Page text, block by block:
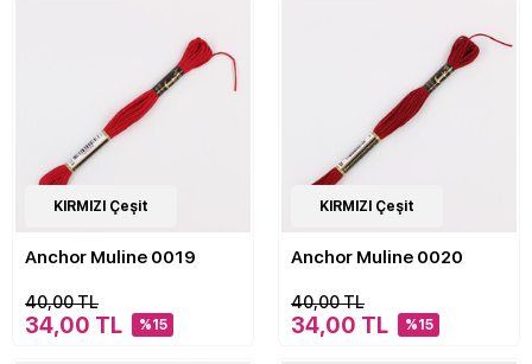
476Çeşit
KIRMIZI Çeşit
Anchor Muline 0019
40,00 TL
34,00 TL %15
476Çeşit
KIRMIZI Çeşit
Anchor Muline 0020
40,00 TL
34,00 TL %15